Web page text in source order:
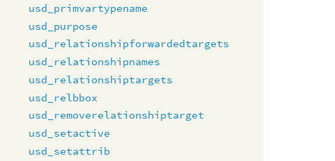
usd_primvartypename
usd_purpose
usd_relationshipforwardedtargets
usd_relationshipnames
usd_relationshiptargets
usd_relbbox
usd_removerelationshiptarget
usd_setactive
usd_setattrib